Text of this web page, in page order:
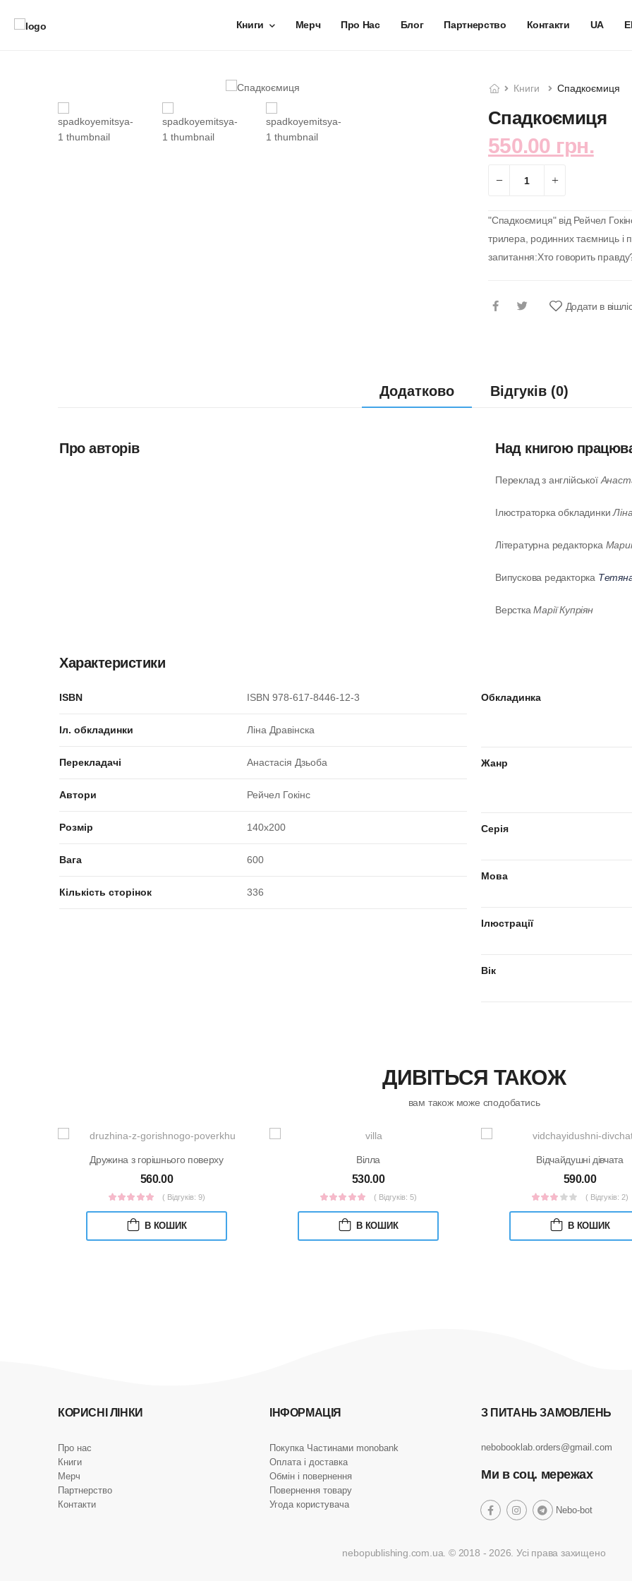
Книги Мерч Про Нас Блог Партнерство Контакти UA
Книги Спадкоємиця
Спадкоємиця
550.00 грн.
"Спадкоємиця" від Рейчел
трилера, родинних таємниць і
запитання:Хто говорить
Додати в
Додатково Відгуків (0)
Про авторів Над книгою
Переклад з англійської
Ілюстраторка обкладинки
Літературна редакторка
Випускова редакторка
ВерсткаМарії Купріян
Характеристики
ISBN ISBN 978-617-8446-12-3
Іл. обкладинки Ліна Дравінска
Перекладачі Анастасія Дзьоба
Автори Рейчел Гокінс
Розмір 140x200
Вага 600
Кількість сторінок 336
Обкладинка
Жанр
Серія
Мова
Ілюстрації
Вік
ДИВІТЬСЯ ТАКОЖ
вам також може сподобатись
Дружина з горішнього поверху
560.00
( Відгуків: 9)
В КОШИК
Вілла
530.00
( Відгуків: 5)
В КОШИК
Відчайдушні дівчата
590.00
( Відгуків: 2)
В КОШИК
КОРИСНІ ЛІНКИ
Про нас
Книги
Мерч
Партнерство
Контакти
ІНФОРМАЦІЯ
Покупка Частинами monobank
Оплата і доставка
Обмін і повернення
Повернення товару
Угода користувача
З ПИТАНЬ ЗАМОВЛЕНЬ
nebobooklab.orders@gmail.com
Ми в соц. мережах
social social social
Nebo-botsocial
nebopublishing.com.ua. © 2018 - 2026. Усі права захищено